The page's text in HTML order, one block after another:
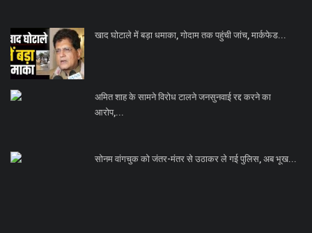
खाद घोटाले में बड़ा धमाका, गोदाम तक पहुंची जांच, मार्कफेड...
अमित शाह के सामने विरोध टालने जनसुनवाई रद्द करने का
आरोप,...
सोनम वांगचुक को जंतर-मंतर से उठाकर ले गई पुलिस, अब भूख...